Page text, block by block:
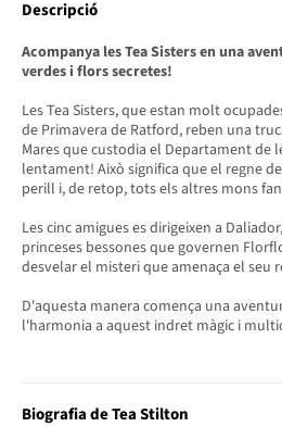
Descripció
Acompanya les Tea Sisters en una
verdes i flors secretes!
Les Tea Sisters, que estan molt
de Primavera de Ratford, reben una
Mares que custodia el Departament de
lentament! Això significa que el regne
perill i, de retop, tots els altres mons
Les cinc amigues es dirigeixen a
princeses bessones que governen
desvelar el misteri que amenaça el seu
D'aquesta manera comença una
l'harmonia a aquest indret màgic i
Biografia de Tea Stilton